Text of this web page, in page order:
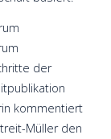
der
kommentiert
Müller den